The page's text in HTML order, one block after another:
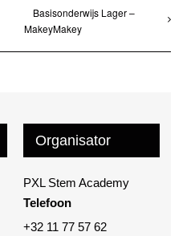
Basisonderwijs Lager –
MakeyMakey
Organisator
PXL Stem Academy
Telefoon
+32 11 77 57 62